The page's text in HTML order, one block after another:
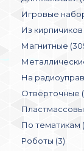
Игровые
Из кирпичиков
Магнитные
На
Отвёрточные
По тематикам
Роботы (3)